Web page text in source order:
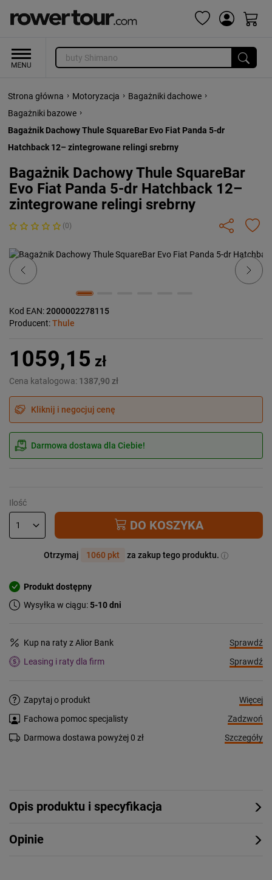
Strona główna › Motoryzacja › Bagażniki dachowe ›
Bagażniki bazowe ›
Bagażnik Dachowy Thule SquareBar Evo Fiat Panda 5-dr
Hatchback 12– zintegrowane relingi srebrny
Bagażnik Dachowy Thule SquareBar
Evo Fiat Panda 5-dr Hatchback 12–
zintegrowane relingi srebrny
(0)
Previous Next
Kod EAN:2000002278115
Producent:Thule
1059,15 zł
Cena katalogowa: 1387,90 zł
Kliknij i negocjuj cenę
Darmowa dostawa dla Ciebie!
Ilość
DO KOSZYKA
Otrzymaj 1060 pkt za zakup tego produktu.
Produkt dostępny
Wysyłka w ciągu:5-10 dni
Kup na raty z Alior Bank
Sprawdź
Leasing i raty dla firm
Sprawdź
Zapytaj o produkt
Więcej
Fachowa pomoc specjalisty
Zadzwoń
Darmowa dostawa powyżej 0 zł
Szczegóły
Opis produktu i specyfikacja
Opinie